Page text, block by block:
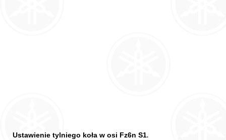
Ustawienie tylniego koła w osi Fz6n S1